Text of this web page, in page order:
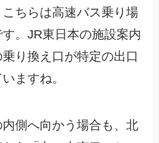
ちらは高速バス乗り場
。JR東日本の施設案内
り換え口が特定の出口
ますね。
側へ向かう場合も、北